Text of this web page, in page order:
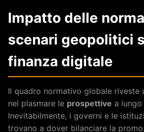
Impatto delle
scenari geopolitici
finanza digitale
Il quadro normativo globale riveste
nel plasmare le prospettive a
Inevitabilmente, i governi e le
trovano a dover bilanciare la